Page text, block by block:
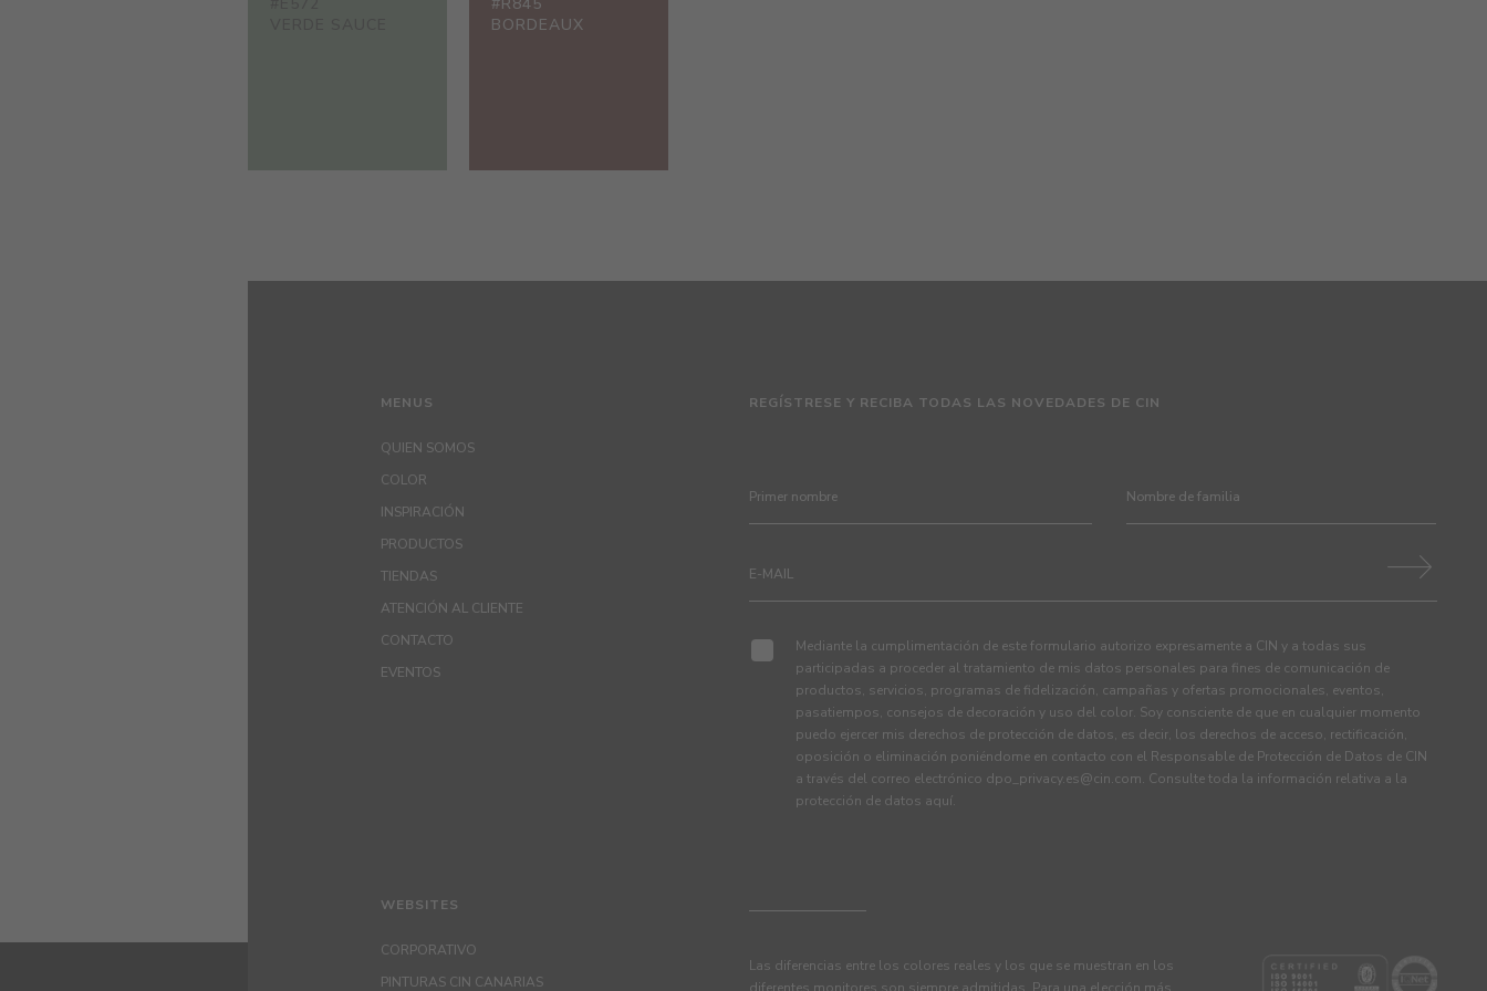
BORDEAUX
MENUS
QUIEN SOMOS
COLOR
INSPIRACIÓN
PRODUCTOS
TIENDAS
ATENCIÓN AL CLIENTE
CONTACTO
EVENTOS
REGÍSTRESE Y RECIBA TODAS LAS NOVEDADES DE CIN
Mediante la cumplimentación de este formulario autorizo expresamente a CIN y a todas sus
participadas a proceder al tratamiento de mis datos personales para fines de comunicación de
productos, servicios, programas de fidelización, campañas y ofertas promocionales, eventos,
pasatiempos, consejos de decoración y uso del color. Soy consciente de que en cualquier momento
puedo ejercer mis derechos de protección de datos, es decir, los derechos de acceso, rectificación,
oposición o eliminación poniéndome en contacto con el Responsable de Protección de Datos de CIN
a través del correo electrónico dpo_privacy.es@cin.com. Consulte toda la información relativa a la
protección de datos aquí.
WEBSITES
CORPORATIVO
PINTURAS CIN CANARIAS
Las diferencias entre los colores reales y los que se muestran en los